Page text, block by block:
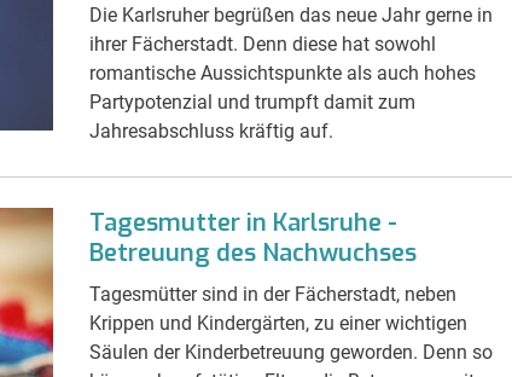
Die Karlsruher begrüßen das neue Jahr gerne in
ihrer Fächerstadt. Denn diese hat sowohl
romantische Aussichtspunkte als auch hohes
Partypotenzial und trumpft damit zum
Jahresabschluss kräftig auf.
Tagesmutter in Karlsruhe -
Betreuung des Nachwuchses
Tagesmütter sind in der Fächerstadt, neben
Krippen und Kindergärten, zu einer wichtigen
Säulen der Kinderbetreuung geworden. Denn so